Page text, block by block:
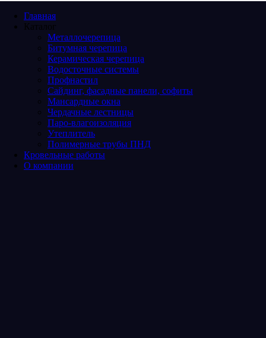
Главная
Каталог
Металлочерепица
Битумная черепица
Керамическая черепица
Водосточные системы
Профнастил
Сайдинг, фасадные панели, софиты
Мансардные окна
Чердачные лестницы
Паро-влагоизоляция
Утеплитель
Полимерные трубы ПНД
Кровельные работы
О компании